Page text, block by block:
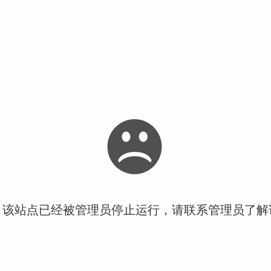
站点已经被管理员停止运行，请联系管理员了